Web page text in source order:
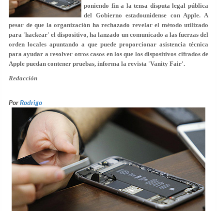
poniendo fin a la tensa disputa legal pública
del Gobierno estadounidense con Apple. A
pesar de que la organización ha rechazado revelar el método utilizado
para 'hackear' el dispositivo, ha lanzado un comunicado a las fuerzas del
orden locales apuntando a que puede proporcionar asistencia técnica
para ayudar a resolver otros casos en los que los dispositivos cifrados de
Apple puedan contener pruebas, informa la revista 'Vanity Fair'.
Redacción
PorRodrigo